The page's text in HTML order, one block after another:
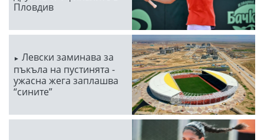
Пловдив
Левски заминава за
пъкъла на пустинята -
ужасна жега заплашва
“сините”